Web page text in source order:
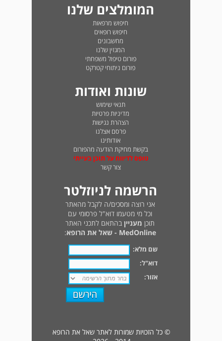
המומלצים שלנו
חיפוש מרפאות
חיפוש רופאים
מחשבונים
המגזין שלנו
פורום טיפול משפחתי
פורום ניתוחי קטרקט
שונות ואודות
תנאי שימוש
מדיניות פרטיות
הצהרת נגישות
פרסם אצלנו
אודותינו
בקשת מחיקת הודעה מהפורום
טופס לדיווח על תוכן בעייתי
צור קשר
הרשמה לניוזלטר
אני רוצה ומסכים/ה לקבל מהאתר
וכל מי מטעמו דוא"ל פרסומי עם
תוכן מעניין בהתאם לתכני האתר
MedOnline - שאל את הרופא
:
שם מלא:
דוא"ל:
אזור:
© כל הזכויות שמורות לאתר שאל את הרופא